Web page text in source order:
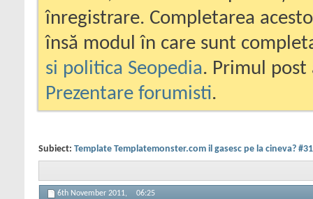
înregistrare. Completarea
însă modul în care sunt
si politica Seopedia. Primul
Prezentare forumisti.
Subiect: Template Templatemonster.com il gasesc pe la cineva?
6th November 2011, 06:25